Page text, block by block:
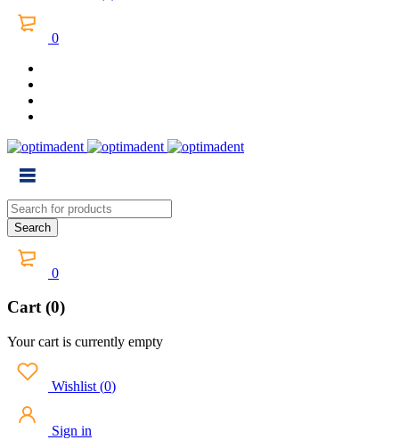
0
0
Cart (0)
Your cart is currently empty
Wishlist (0)
Sign in